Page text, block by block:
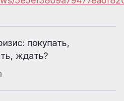
покупать,
ждать?